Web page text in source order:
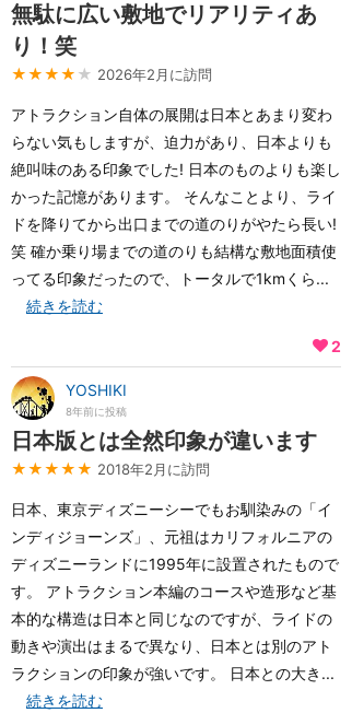
無駄に広い敷地でリアリティあ
り！笑
★★★★ ★ 2026年2月に訪問
アトラクション自体の展開は日本とあまり変わ
らない気もしますが、迫力があり、日本よりも
絶叫味のある印象でした! 日本のものよりも楽し
かった記憶があります。 そんなことより、ライ
ドを降りてから出口までの道のりがやたら長い!
笑 確か乗り場までの道のりも結構な敷地面積使
ってる印象だったので、トータルで1kmくら...
続きを読む
2
YOSHIKI
8年前に投稿
日本版とは全然印象が違います
★★★★★ 2018年2月に訪問
日本、東京ディズニーシーでもお馴染みの「イ
ンディジョーンズ」、元祖はカリフォルニアの
ディズニーランドに1995年に設置されたもので
す。 アトラクション本編のコースや造形など基
本的な構造は日本と同じなのですが、ライドの
動きや演出はまるで異なり、日本とは別のアト
ラクションの印象が強いです。 日本との大き...
続きを読む